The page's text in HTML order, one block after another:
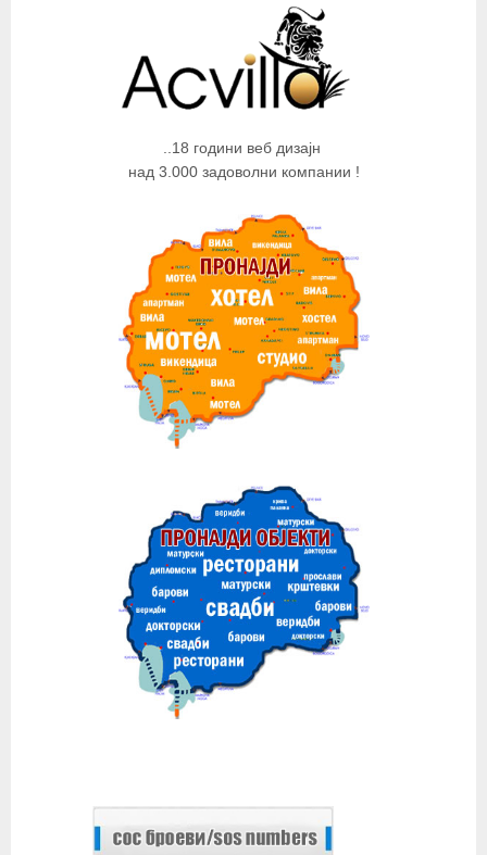
..18 години веб дизајн
над 3.000 задоволни компании !